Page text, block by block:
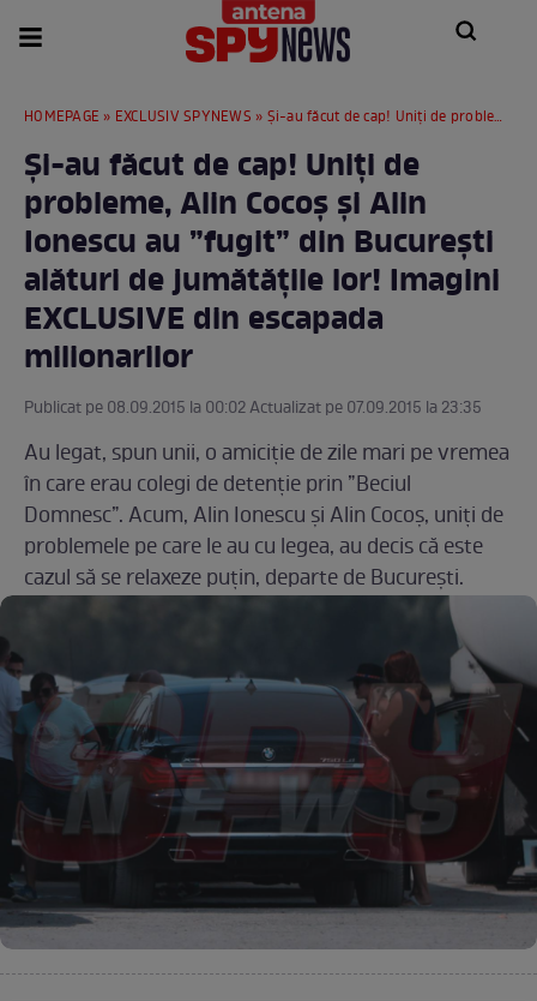
HOMEPAGE » EXCLUSIV SPYNEWS » Și-au făcut de cap! Uniți de probleme, Alin Cocoș și Alin Ionescu au ”fugit” din București alături de jumătățile lor! Imagini EXCLUSIVE din escapada milionarilor
Și-au făcut de cap! Uniți de
probleme, Alin Cocoș și Alin
Ionescu au ”fugit” din București
alături de jumătățile lor! Imagini
EXCLUSIVE din escapada
milionarilor
Publicat pe 08.09.2015 la 00:02 Actualizat pe 07.09.2015 la 23:35
Au legat, spun unii, o amiciție de zile mari pe vremea
în care erau colegi de detenție prin ”Beciul
Domnesc”. Acum, Alin Ionescu și Alin Cocoș, uniți de
problemele pe care le au cu legea, au decis că este
cazul să se relaxeze puțin, departe de București.